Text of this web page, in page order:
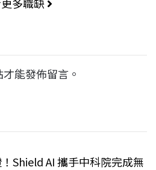
能發佈留言。
Shield AI 攜手中科院完成無